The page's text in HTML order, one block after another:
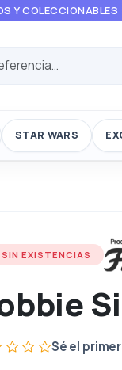
Y COLECCIONABLES
STAR WARS
SIN EXISTENCIAS
Sé el